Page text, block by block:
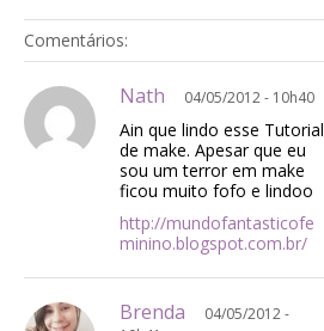
Comentários:
Nath 04/05/2012 - 10h40
Ain que lindo esse Tutorial
de make. Apesar que eu
sou um terror em make
ficou muito fofo e lindoo
http://mundofantasticofe
minino.blogspot.com.br/
Brenda
04/05/2012 -